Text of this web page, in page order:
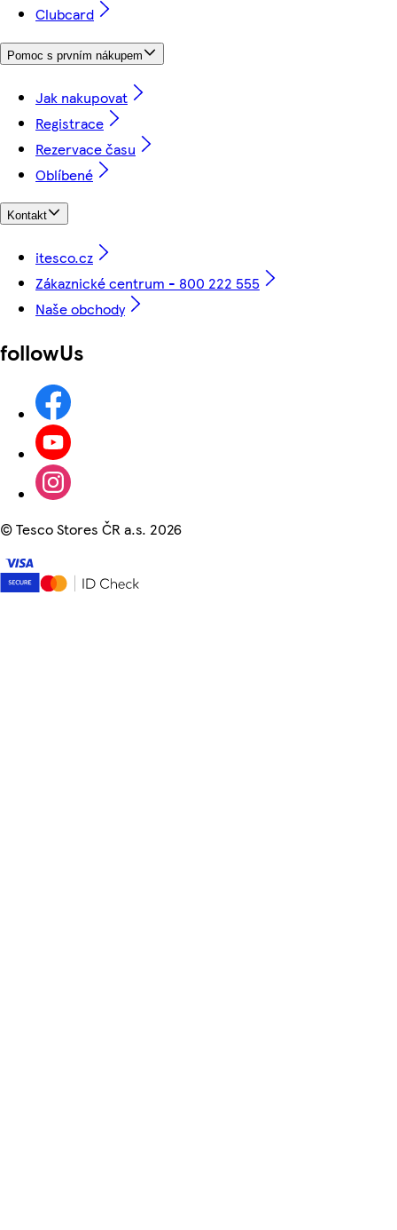
Clubcard
Pomoc s prvním nákupem
Jak nakupovat
Registrace
Rezervace času
Oblíbené
Kontakt
itesco.cz
Zákaznické centrum - 800 222 555
Naše obchody
followUs
©Tesco Stores ČR a.s. 2026